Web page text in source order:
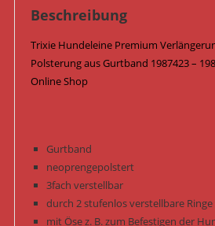
MengeBeschreibung
Trixie Hundeleine Premium
Polsterung aus Gurtband 1987423 –
Online Shop
Gurtband
neoprengepolstert
3fach verstellbar
durch 2 stufenlos verstellbare
mit Öse z. B. zum Befestigen der